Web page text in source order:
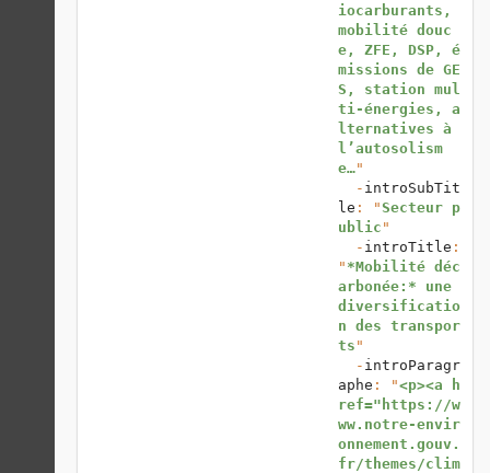
iocarburants,
mobilité douc
e, ZFE, DSP, é
missions de GE
S, station mul
ti-énergies, a
lternatives à
l’autosolism
e…"
  -
introSubTit
le : "Secteur p
ublic "
  -
introTitle :
" *Mobilité déc
arbonée:* une
diversificatio
n des transpor
ts "
  -
introParagr
aphe : "<p><a h
ref="https://w
ww.notre-envir
onnement.gouv.
fr/themes/clim